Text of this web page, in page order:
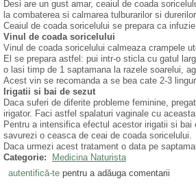
Desi are un gust amar, ceaiul de coada
la combaterea si calmarea tulburarilor si
Ceaiul de coada soricelului se prepara ca
Vinul de coada soricelului
Vinul de coada soricelului calmeaza crampele
El se prepara astfel: pui intr-o sticla cu gatul
o lasi timp de 1 saptamana la razele soarelui,
Acest vin se recomanda a se bea cate 2-3
Irigatii si bai de sezut
Daca suferi de diferite probleme feminine,
irigator. Faci astfel spalaturi vaginale cu
Pentru a intensifica efectul acestor irigatii si
savurezi o ceasca de ceai de coada soricelului.
Daca urmezi acest tratament o data pe
Categorie:
Medicina Naturista
autentifică-tepentru a adăuga comentarii